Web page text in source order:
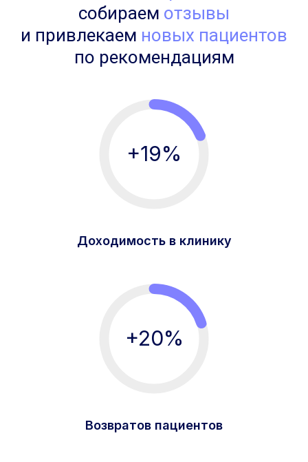
собираем отзывы
и привлекаем новых пациентов
по рекомендациям
+19%
Доходимость в клинику
+20%
Возвратов пациентов